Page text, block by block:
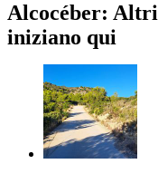
Alcocéber:
iniziano qui